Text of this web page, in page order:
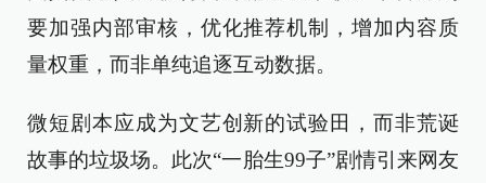
要加强内部审核，优化推荐机制，增加内容质
量权重，而非单纯追逐互动数据。
微短剧本应成为文艺创新的试验田，而非荒诞
故事的垃圾场。此次“一胎生99子”剧情引来网友